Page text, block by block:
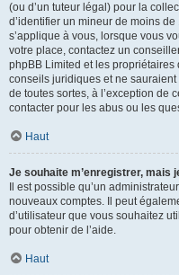
(ou d’un tuteur légal) pour la
d’identifier un mineur de moins
s’applique à vous, lorsque vous
votre place, contactez un
phpBB Limited et les
conseils juridiques et ne
de toutes sortes, à l’exception de
contacter pour les abus ou les
Haut
Je souhaite m’enregistrer, mais
Il est possible qu’un
nouveaux comptes. Il peut
d’utilisateur que vous souhaitez
pour obtenir de l’aide.
Haut